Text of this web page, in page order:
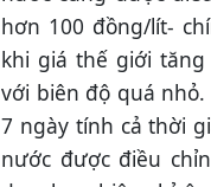
hơn 100 đồng/lít-
khi giá thế giới
với biên độ quá
7 ngày tính cả thời
nước được điều